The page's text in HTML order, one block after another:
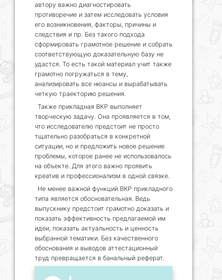
автору важно диагностировать
противоречие и затем исследовать условия
его возникновения, факторы, причины и
следствия и пр. Без такого подхода
сформировать грамотное решение и собрать
соответствующую доказательную базу не
удастся. То есть такой материал учит также
грамотно погружаться в тему,
анализировать все нюансы и вырабатывать
четкую траекторию решения.
Также прикладная ВКР выполняет
творческую задачу. Она проявляется в том,
что исследователю предстоит не просто
тщательно разобраться в конкретной
ситуации, но и предложить новое решение
проблемы, которое ранее не использовалось
на объекте. Для этого важно проявить
креатив и профессионализм в одной связке.
Не менее важной функций ВКР прикладного
типа является обосновательная. Ведь
выпускнику предстоит грамотно доказать и
показать эффективность предлагаемой им
идеи, показать актуальность и ценность
выбранной тематики. Без качественного
обоснования и выводов аттестационный
труд превращается в банальный реферат.